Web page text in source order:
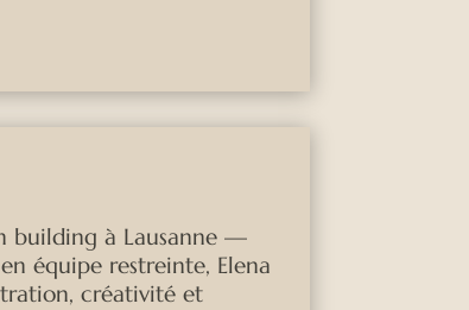
building à Lausanne —
équipe restreinte, Elena
créativité et